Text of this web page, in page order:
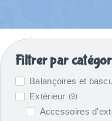
Filtrer par
Balançoires et
Extérieur (9)
Accessoires